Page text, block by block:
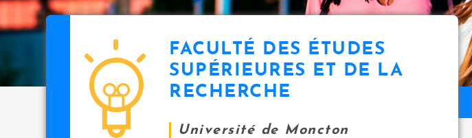
FACULTÉ DES ÉTUDES
SUPÉRIEURES ET DE LA
RECHERCHE
Université de Moncton